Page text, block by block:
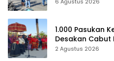
6 Agustus 2026
1.000 Pasukan
Desakan Cabut
2 Agustus 2026